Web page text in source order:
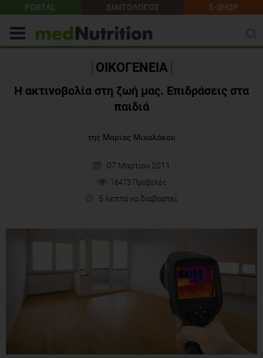
PORTAL ΔΙΑΙΤΟΛΟΓΟΣ E-SHOP
ΟΙΚΟΓΕΝΕΙΑ
Η ακτινοβολία στη ζωή μας. Επιδράσεις στα
παιδιά
της Μαρίας Μιχαλάκου
07 Μαρτίου 2011
16473 Προβολές
5 λεπτά να διαβαστεί